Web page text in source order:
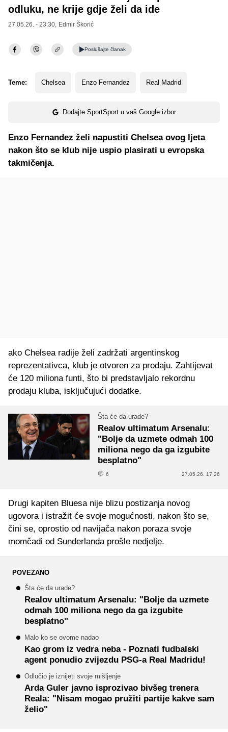
odluku, ne krije gdje želi da ide
27.05.26. - 23:30, Edmir Škorić
Poslušajte članak
Teme: Chelsea Enzo Fernandez Real Madrid
Dodajte SportSport u vaš Google izbor
Enzo Fernandez želi napustiti Chelsea ovog ljeta
nakon što se klub nije uspio plasirati u evropska
takmičenja.
ako Chelsea radije želi zadržati argentinskog
reprezentativca, klub je otvoren za prodaju. Zahtijevat
će 120 miliona funti, što bi predstavljalo rekordnu
prodaju kluba, isključujući dodatke.
Šta će da urade?
Realov ultimatum Arsenalu:
"Bolje da uzmete odmah 100
miliona nego da ga izgubite
besplatno"
6 27.05.26. 17:26
Drugi kapiten Bluesa nije blizu postizanja novog
ugovora i istražit će svoje mogućnosti, nakon što se,
čini se, oprostio od navijača nakon poraza svoje
momčadi od Sunderlanda prošle nedjelje.
POVEZANO
Šta će da urade?
Realov ultimatum Arsenalu: "Bolje da uzmete
odmah 100 miliona nego da ga izgubite
besplatno"
Malo ko se ovome nadao
Kao grom iz vedra neba - Poznati fudbalski
agent ponudio zvijezdu PSG-a Real Madridu!
Odlučio je iznijeti svoje mišljenje
Arda Guler javno isprozivao bivšeg trenera
Reala: "Nisam mogao pružiti partije kakve sam
želio"